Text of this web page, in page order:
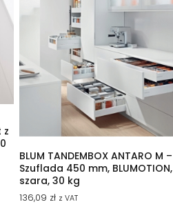
z
BLUM TANDEMBOX ANTARO M –
Szuflada 450 mm, BLUMOTION,
szara, 30 kg
136,09 zł z VAT